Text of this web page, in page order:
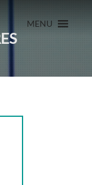
MENU